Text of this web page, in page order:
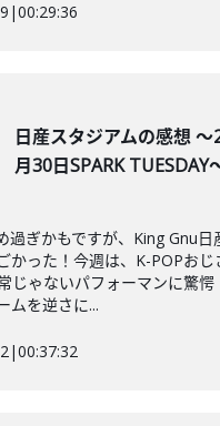
|00:29:36
日産スタジアムの感想
月30日SPARK TUESDAY
過ぎかもですが、King Gnu日
かった！今週は、K-POPおじ
じゃないパフォーマンに驚愕
ムを逆さに...
|00:37:32